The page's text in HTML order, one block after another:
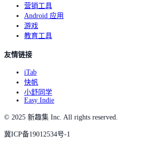
营销工具
Android 应用
游戏
教育工具
友情链接
iTab
快帆
小舒同学
Easy Indie
© 2025 新趣集 Inc. All rights reserved.
冀ICP备19012534号-1